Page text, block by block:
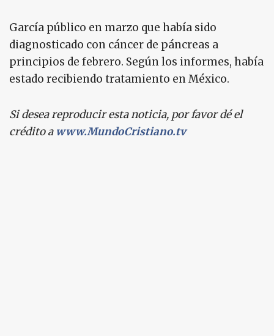
García público en marzo que había sido
diagnosticado con cáncer de páncreas a
principios de febrero. Según los informes, había
estado recibiendo tratamiento en México.
Si desea reproducir esta noticia, por favor dé el
crédito a www.MundoCristiano.tv